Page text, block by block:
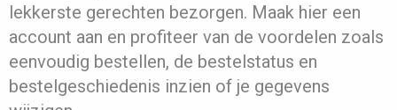
lekkerste gerechten bezorgen. Maak hier een
account aan en profiteer van de voordelen zoals
eenvoudig bestellen, de bestelstatus en
bestelgeschiedenis inzien of je gegevens